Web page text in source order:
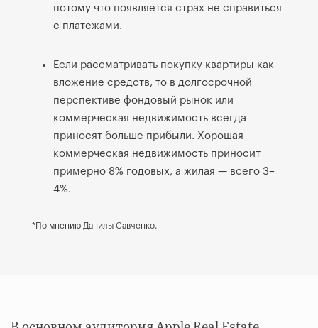
потому что появляется страх не справиться
с платежами.
Если рассматривать покупку квартиры как
вложение средств, то в долгосрочной
перспективе фондовый рынок или
коммерческая недвижимость всегда
приносят больше прибыли. Хорошая
коммерческая недвижимость приносит
примерно 8% годовых, а жилая — всего 3–
4%.
*По мнению Данилы Савченко.